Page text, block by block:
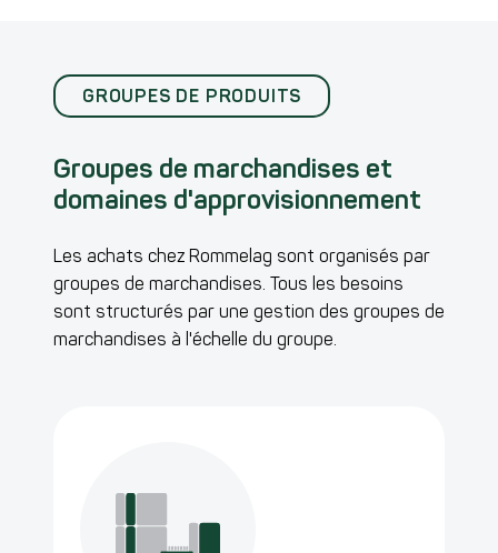
GROUPES DE PRODUITS
Groupes de marchandises et
domaines d'approvisionnement
Les achats chez Rommelag sont organisés par
groupes de marchandises. Tous les besoins
sont structurés par une gestion des groupes de
marchandises à l'échelle du groupe.